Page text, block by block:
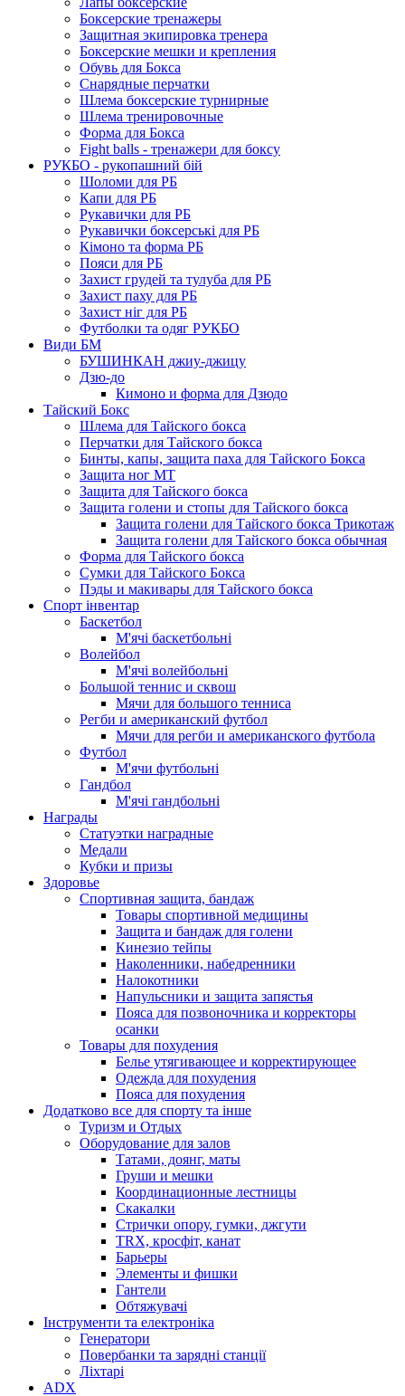
Боксерские тренажеры
Защитная экипировка тренера
Боксерские мешки и крепления
Обувь для Бокса
Снарядные перчатки
Шлема боксерские турнирные
Шлема тренировочные
Форма для Бокса
Fight balls - тренажери для боксу
РУКБО - рукопашний бій
Шоломи для РБ
Капи для РБ
Рукавички для РБ
Рукавички боксерські для РБ
Кімоно та форма РБ
Пояси для РБ
Захист грудей та тулуба для РБ
Захист паху для РБ
Захист ніг для РБ
Футболки та одяг РУКБО
Види БМ
БУШИНКАН джиу-джицу
Дзю-до
Кимоно и форма для Дзюдо
Тайский Бокс
Шлема для Тайского бокса
Перчатки для Тайского бокса
Бинты, капы, защита паха для Тайского Бокса
Защита ног МТ
Защита для Тайского бокса
Защита голени и стопы для Тайского бокса
Защита голени для Тайского бокса Трикотаж
Защита голени для Тайского бокса обычная
Форма для Тайского бокса
Сумки для Тайского Бокса
Пэды и макивары для Тайского бокса
Спорт інвентар
Баскетбол
М'ячі баскетбольні
Волейбол
М'ячі волейбольні
Большой теннис и сквош
Мячи для большого тенниса
Регби и американский футбол
Мячи для регби и американского футбола
Футбол
М'ячи футбольнi
Гандбол
М'ячі гандбольні
Награды
Статуэтки наградные
Медали
Кубки и призы
Здоровье
Спортивная защита, бандаж
Товары спортивной медицины
Защита и бандаж для голени
Кинезио тейпы
Наколенники, набедренники
Налокотники
Напульсники и защита запястья
Пояса для позвоночника и корректоры
осанки
Товары для похудения
Белье утягивающее и корректирующее
Одежда для похудения
Пояса для похудения
Додатково все для спорту та інше
Туризм и Отдых
Оборудование для залов
Татами, доянг, маты
Груши и мешки
Координационные лестницы
Скакалки
Стрички опору, гумки, джгути
TRX, кросфіт, канат
Барьеры
Элементы и фишки
Гантели
Обтяжувачі
Інструменти та електроніка
Генератори
Повербанки та зарядні станції
Ліхтарі
ADX